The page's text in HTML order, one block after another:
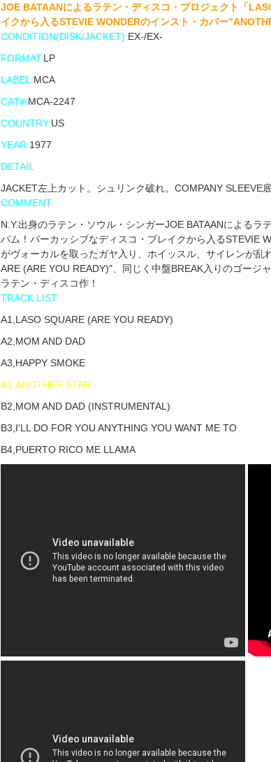
JOE BATAANによるラテン・ディスコ・プロジェクト「
イクから入るSTEVIE WONDERのインスト・カバー
CONDITION(DISK/JACKET):EX-/EX-
FORMAT:LP
LABEL:MCA
CAT#:MCA-2247
COUNTRY:US
YEAR:1977
DETAIL
JACKET左上カット。シュリンク破れ。COMPANY SLEEVE底
COMMENT
N.Y.出身のラテン・ソウル・シンガーJOE BATAANによる
バム！パーカッシブなディスコ・ブレイクから入るSTEVIE
がヴォーカルを取ったガヤ入り、ホイッスル、サイレンが
ARE (ARE YOU READY)"、同じく中盤BREAK入りのゴージ
ラテン・ディスコ作！
TRACK LIST
A1,LASO SQUARE (ARE YOU READY)
A2,MOM AND DAD
A3,HAPPY SMOKE
B1,ANOTHER STAR
B2,MOM AND DAD (INSTRUMENTAL)
B3,I'LL DO FOR YOU ANYTHING YOU WANT ME TO
B4,PUERTO RICO ME LLAMA